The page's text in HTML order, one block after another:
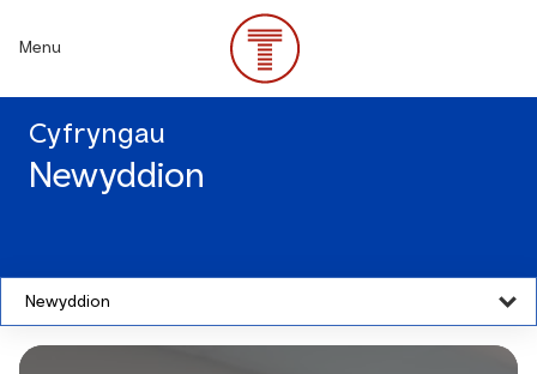
content
Menu
Cyfryngau
Newyddion
Newyddion